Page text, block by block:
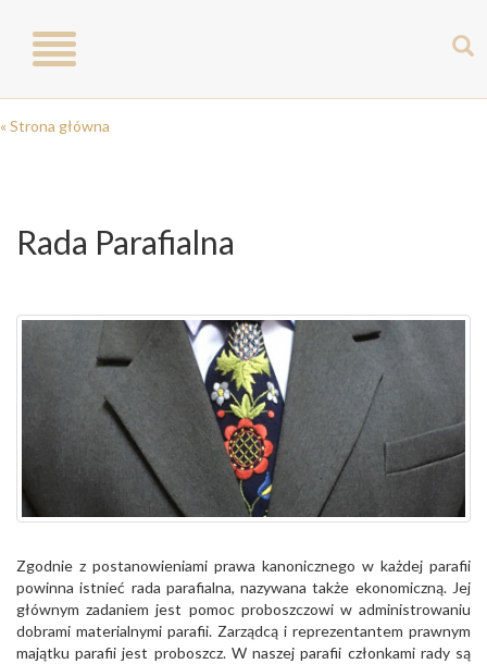
Toggle
navigation
« Strona główna
Rada Parafialna
Zgodnie z postanowieniami prawa kanonicznego w każdej parafii
powinna istnieć rada parafialna, nazywana także ekonomiczną. Jej
głównym zadaniem jest pomoc proboszczowi w administrowaniu
dobrami materialnymi parafii. Zarządcą i reprezentantem prawnym
majątku parafii jest proboszcz. W naszej parafii członkami rady są